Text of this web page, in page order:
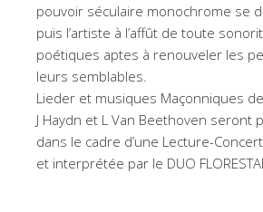
pouvoir séculaire monochrome se
puis l’artiste à l’affût de toute
poétiques aptes à renouveler les
leurs semblables.
Lieder et musiques Maçonniques
J Haydn et L Van Beethoven seront
dans le cadre d’une Lecture-
et interprétée par le DUO